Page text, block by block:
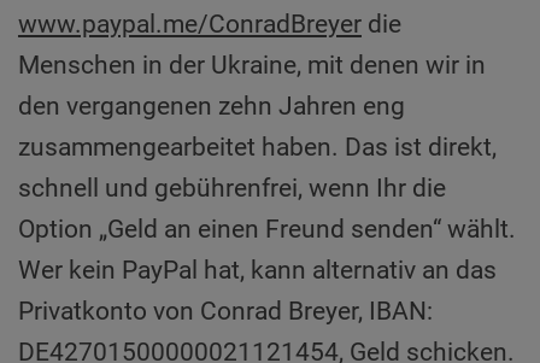
www.paypal.me/ConradBreyerdie
Menschen in der Ukraine, mit denen wir in
den vergangenen zehn Jahren eng
zusammengearbeitet haben. Das ist direkt,
schnell und gebührenfrei, wenn Ihr die
Option „Geld an einen Freund senden“ wählt.
Wer kein PayPal hat, kann alternativ an das
Privatkonto von Conrad Breyer, IBAN:
DE42701500000021121454, Geld schicken.